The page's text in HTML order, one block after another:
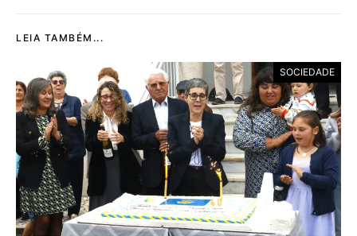
LEIA TAMBÉM...
SOCIEDADE